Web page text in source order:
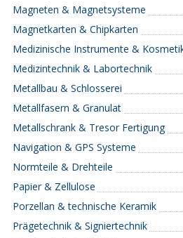
Magneten & Magnetsysteme
Magnetkarten & Chipkarten
Medizinische Instrumente &
Medizintechnik & Labortechnik
Metallbau & Schlosserei
Metallfasern & Granulat
Metallschrank & Tresor Fertigung
Navigation & GPS Systeme
Normteile & Drehteile
Papier & Zellulose
Porzellan & technische Keramik
Prägetechnik & Signiertechnik